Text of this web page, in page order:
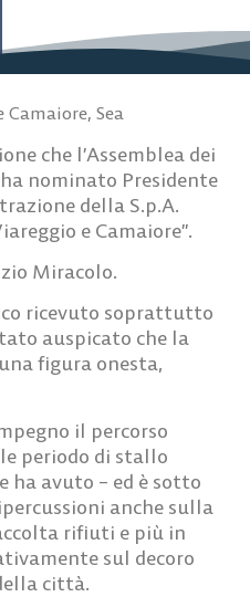
Camaiore, Sea
che l’Assemblea dei
nominato Presidente
della S.p.A.
e Camaiore”.
Miracolo.
ricevuto soprattutto
auspicato che la
figura onesta,
il percorso
periodo di stallo
ha avuto – ed è sotto
anche sulla
rifiuti e più in
sul decoro
città.